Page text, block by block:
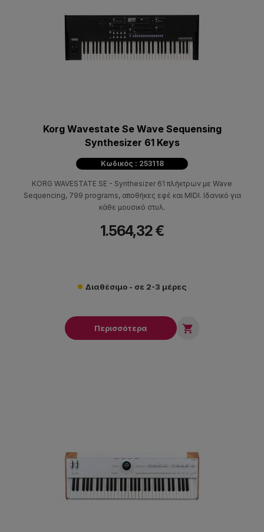
Korg Wavestate Se Wave Sequensing
Synthesizer 61 Keys
Κωδικός : 253118
KORG WAVESTATE SE - Synthesizer 61 πλήκτρων με Wave
Sequencing, 799 programs, αποθήκες εφέ και MIDI. Ιδανικό για
κάθε μουσικό στυλ.
1.564,32 €
Διαθέσιμο - σε 2-3 μέρες
Περισσότερα 